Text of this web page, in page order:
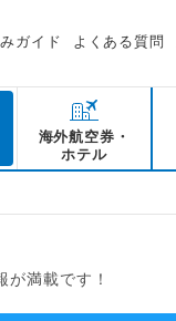
ガイド よくある質問
海外航空券・
ホテル
満載です！